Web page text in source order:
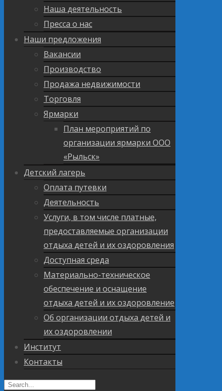
Наша деятельность
Пресса о нас
Наши предложения
Вакансии
Производство
Продажа недвижимости
Торговля
Ярмарки
План мероприятий по
организации ярмарки ООО
«Рыльск»
Детский лагерь
Оплата путевки
Деятельность
Услуги, в том числе платные,
предоставляемые организации
отдыха детей и их оздоровления
Доступная среда
Материально-техническое
обеспечение и оснащение
отдыха детей и их оздоровление
Об организации отдыха детей и
их оздоровлении
Институт
Контакты